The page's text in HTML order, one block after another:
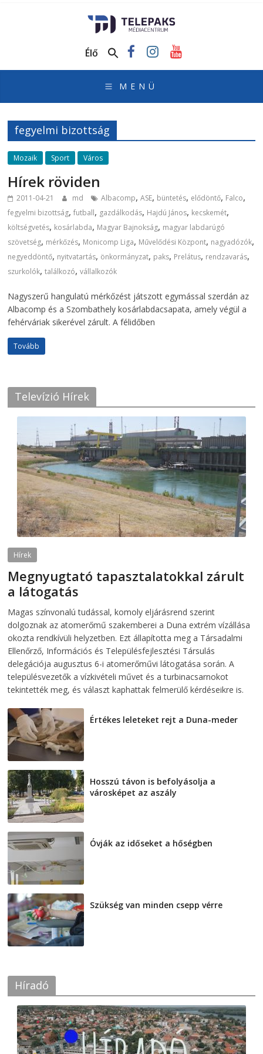
Médiacentrum
honlapja
Élő
fegyelmi bizottság
Mozaik Sport Város
Hírek röviden
2011-04-21 md Albacomp,ASE, büntetés, elődöntő, Falco,
fegyelmi bizottság,futball, gazdálkodás, Hajdú János, kecskemét,
költségvetés, kosárlabda, Magyar Bajnokság, magyar labdarúgó
szövetség, mérkőzés, Monicomp Liga, Művelődési Központ, nagyadózók,
negyeddöntő, nyitvatartás, önkormányzat, paks, Prelátus, rendzavarás,
szurkolók,találkozó,vállalkozók
Nagyszerű hangulatú mérkőzést játszott egymással szerdán az
Albacomp és a Szombathely kosárlabdacsapata, amely végül a
fehérváriak sikerével zárult. A félidőben
Tovább
Televízió Hírek
Hírek
Megnyugtató tapasztalatokkal zárult
a látogatás
Magas színvonalú tudással, komoly eljárásrend szerint
dolgoznak az atomerőmű szakemberei a Duna extrém vízállása
okozta rendkívüli helyzetben. Ezt állapította meg a Társadalmi
Ellenőrző, Információs és Településfejlesztési Társulás
delegációja augusztus 6-i atomerőművi látogatása során. A
településvezetők a vízkivételi művet és a turbinacsarnokot
tekintették meg, és választ kaphattak felmerülő kérdéseikre is.
Értékes leleteket rejt a Duna-meder
Hosszú távon is befolyásolja a
városképet az aszály
Óvják az időseket a hőségben
Szükség van minden csepp vérre
Híradó